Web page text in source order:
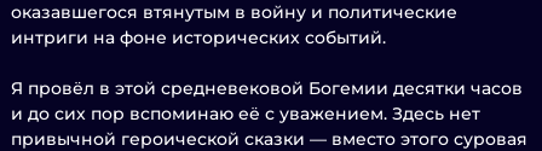
оказавшегося втянутым в войну и политические
интриги на фоне исторических событий.
Я провёл в этой средневековой Богемии десятки часов
и до сих пор вспоминаю её с уважением. Здесь нет
привычной героической сказки — вместо этого суровая